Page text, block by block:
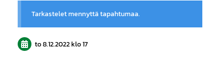
Tarkastelet mennyttä tapahtumaa.
to 8.12.2022klo 17